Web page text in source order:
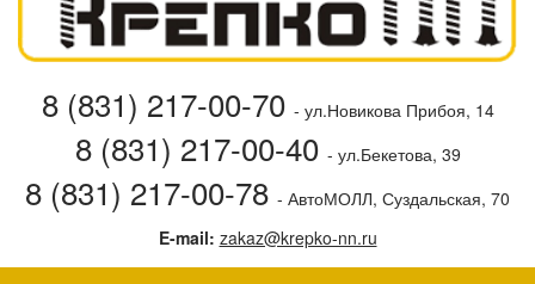
8 (831) 217-00-70 - ул.Новикова Прибоя, 14
8 (831) 217-00-40 - ул.Бекетова, 39
8 (831) 217-00-78 - АвтоМОЛЛ, Суздальская, 70
E-mail: zakaz@krepko-nn.ru